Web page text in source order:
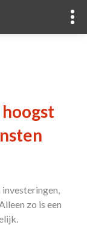
zo is een